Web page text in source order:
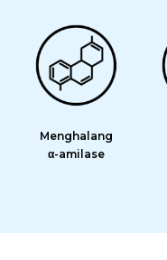
Menghalang
α-amilase